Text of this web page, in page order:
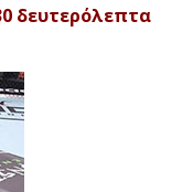
δευτερόλεπτα